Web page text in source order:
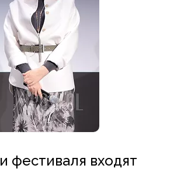
фестиваля входят